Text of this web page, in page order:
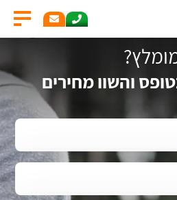
והשוו מחירים